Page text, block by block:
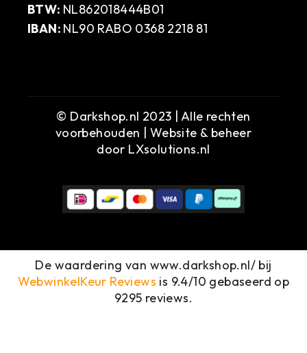
BTW: NL862018444B01
IBAN: NL90 RABO 0368 2218 81
© Darkshop.nl 2023 | Alle rechten
voorbehouden | Website & beheer
door LXsolutions.nl
De waardering van www.darkshop.nl/ bij
WebwinkelKeur Reviews is 9.4/10 gebaseerd op
9295 reviews.